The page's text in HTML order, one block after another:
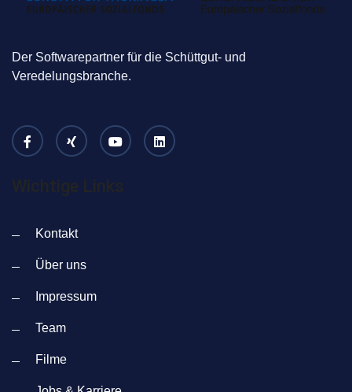
Der Softwarepartner für die Schüttgut- und
Veredelungsbranche.
Wichtige Links
Kontakt
Über uns
Impressum
Team
Filme